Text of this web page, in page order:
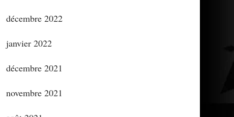
décembre 2022
janvier 2022
décembre 2021
novembre 2021